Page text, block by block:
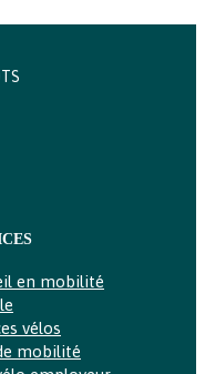
en mobilité
vélos
mobilité